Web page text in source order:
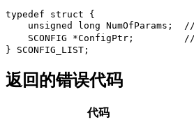
typedef struct {
unsigned long NumOfParams;  //
SCONFIG *ConfigPtr;         //
} SCONFIG_LIST;
返回的错误代码
代码